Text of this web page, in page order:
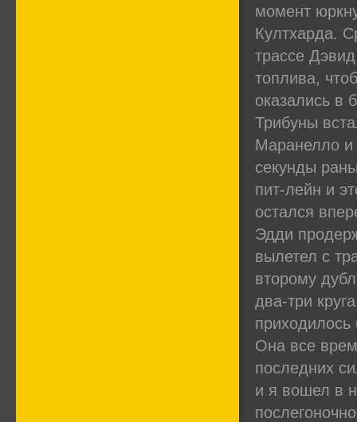
момент
Култхарда.
трассе
топлива,
оказались в
Трибуны
Маранелло и
секунды
пит-лейн и
остался
Эдди
вылетел с
второму
два-три
Она все
последних
и я вошел в